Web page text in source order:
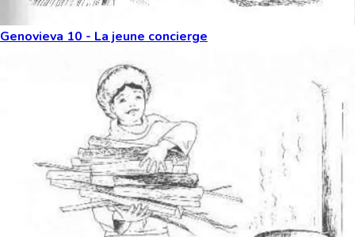
Genovieva 10 - La jeune concierge